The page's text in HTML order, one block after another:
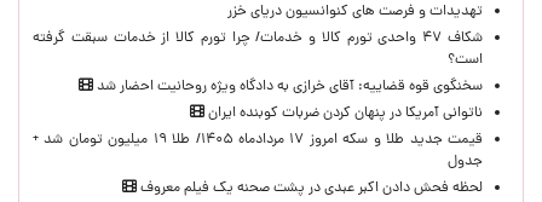
تهدیدات و فرصت های کنوانسیون دریای خزر
شکاف ۴۷ واحدی تورم کالا و خدمات/ چرا تورم کالا از خدمات سبقت گرفته
است؟
سخنگوی قوه قضاییه: آقای خرازی به دادگاه ویژه روحانیت احضار شد
ناتوانی آمریکا در پنهان کردن ضربات کوبنده ایران
قیمت جدید طلا و سکه امروز ۱۷ مردادماه ۱۴۰۵/ طلا ۱۹ میلیون تومان شد +
جدول
لحظه‌ فحش دادن اکبر عبدی در پشت صحنه یک فیلم معروف